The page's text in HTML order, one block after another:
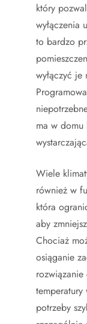
który
wyłączenia
to bardzo
wyłączyć
ma w domu
Wiele
również w
która
aby
Chociaż
osiąganie
potrzeby